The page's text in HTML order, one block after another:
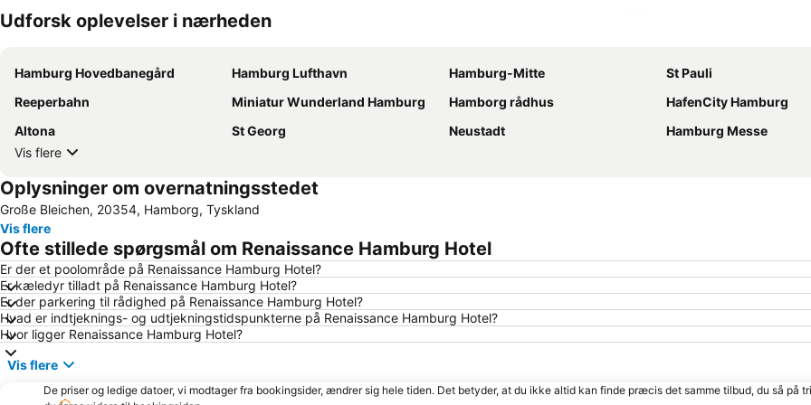
Udforsk oplevelser i nærheden
Hamburg Hovedbanegård Hamburg Lufthavn Hamburg-Mitte
St Pauli
Reeperbahn
Miniatur Wunderland Hamburg Hamborg rådhus
HafenCity Hamburg
Altona
St Georg Neustadt
Hamburg Messe
Vis flere
Oplysninger om overnatningsstedet
Große Bleichen, 20354, Hamborg, Tyskland
Vis flere
Ofte stillede spørgsmål om Renaissance Hamburg Hotel
Er der et poolområde på Renaissance Hamburg Hotel?
Er kæledyr tilladt på Renaissance Hamburg Hotel?
Er der parkering til rådighed på Renaissance Hamburg Hotel?
Hvad er indtjeknings- og udtjekningstidspunkterne på Renaissance Hamburg Hotel?
Hvor ligger Renaissance Hamburg Hotel?
Vis flere
De priser og ledige datoer, vi modtager fra bookingsider, ændrer sig hele tiden. Det betyder, at du ikke altid kan finde præcis det samme tilbud, du så på